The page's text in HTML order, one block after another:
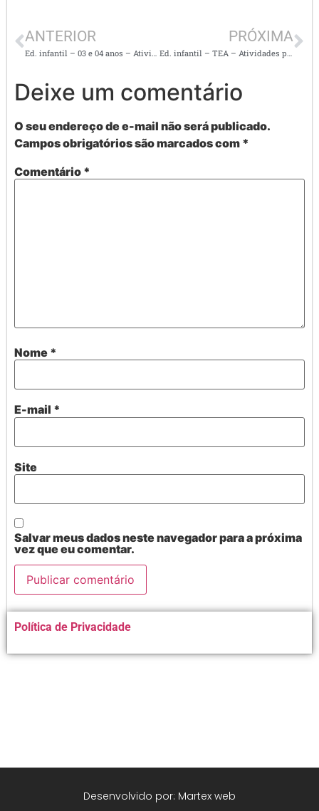
ANTERIOR PRÓXIMA
Deixe um comentário
O seu endereço de e-mail não será publicado.
Campos obrigatórios são marcados com *
Comentário *
Nome *
E-mail *
Site
Salvar meus dados neste navegador para a próxima
vez que eu comentar.
Alternative:
Política de Privacidade
Desenvolvido por: Martex web